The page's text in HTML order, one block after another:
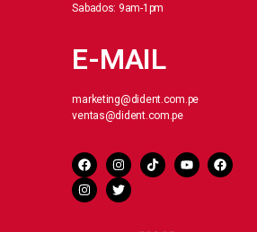
Sabados: 9am-1pm
E-MAIL
marketing@dident.com.pe
ventas@dident.com.pe